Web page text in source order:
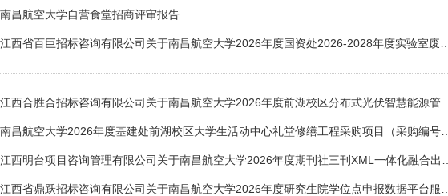
南昌航空大学自营食堂招商评审报告
江西省百巨招标咨询有限公司关于南昌航空大学2026年度国资处2026-2028年度实验室废…
江西合胜合招标咨询有限公司关于南昌航空大学2026年度前湖校区分布式光伏智慧能源管…
南昌航空大学2026年度基建处前湖校区大学生活动中心礼堂修缮工程采购项目（采购编号…
江西明台项目咨询管理有限公司关于南昌航空大学2026年度期刊社三刊XML一体化融合出…
江西省鼎跃招标咨询有限公司关于南昌航空大学2026年度研究生院学位点申报数据平台服…